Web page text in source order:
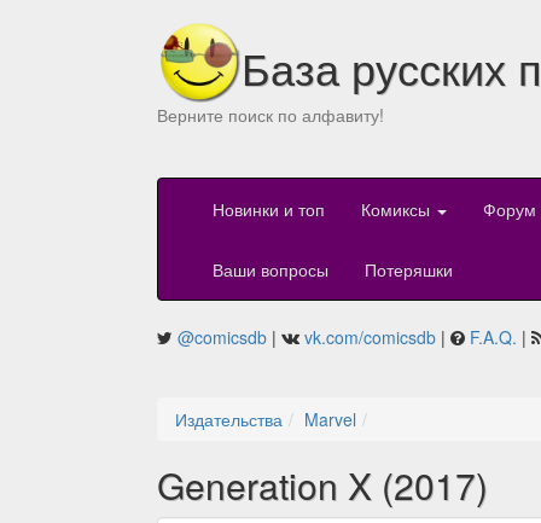
База русских
Верните поиск по алфавиту!
Новинки и топ Комиксы Форум
Ваши вопросы Потеряшки
@comicsdb | vk.com/comicsdb | F.A.Q. |
Издательства Marvel
Generation X (2017)